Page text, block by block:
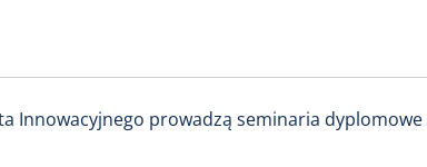
Innowacyjnego prowadzą seminaria dyplomowe